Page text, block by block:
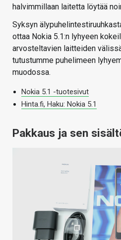
halvimmillaan laitetta löytää
Syksyn
ottaa Nokia 5.1:n lyhyeen
arvosteltavien laitteiden
tutustumme puhelimeen
muodossa.
Nokia 5.1 -tuotesivut
Hinta.fi, Haku: Nokia 5.1
Pakkaus ja sen